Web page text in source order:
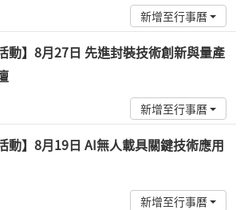
新增至行事曆
動】8月27日 先進封裝技術創新與量產
新增至行事曆
動】8月19日 AI無人載具關鍵技術應用
新增至行事曆